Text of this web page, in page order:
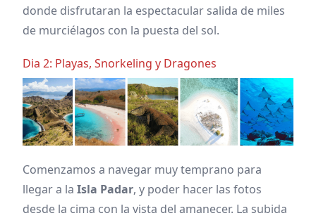
donde disfrutaran la espectacular salida de miles
de murciélagos con la puesta del sol.
Dia 2: Playas, Snorkeling y Dragones
Comenzamos a navegar muy temprano para
llegar a la Isla Padar, y poder hacer las fotos
desde la cima con la vista del amanecer. La subida